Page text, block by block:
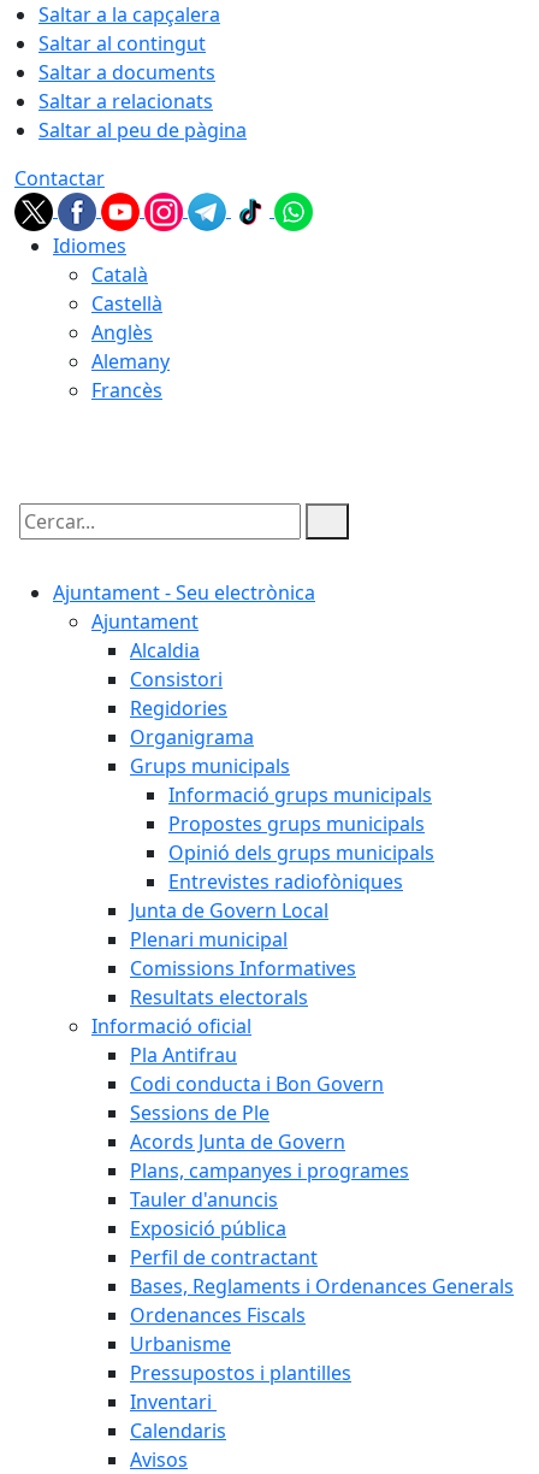
Saltar a la capçalera
Saltar al contingut
Saltar a documents
Saltar a relacionats
Saltar al peu de pàgina
Contactar
Idiomes
Català
Castellà
Anglès
Alemany
Francès
Cercar:
Ajuntament - Seu electrònica
Ajuntament
Alcaldia
Consistori
Regidories
Organigrama
Grups municipals
Informació grups municipals
Propostes grups municipals
Opinió dels grups municipals
Entrevistes radiofòniques
Junta de Govern Local
Plenari municipal
Comissions Informatives
Resultats electorals
Informació oficial
Pla Antifrau
Codi conducta i Bon Govern
Sessions de Ple
Acords Junta de Govern
Plans, campanyes i programes
Tauler d'anuncis
Exposició pública
Perfil de contractant
Bases, Reglaments i Ordenances Generals
Ordenances Fiscals
Urbanisme
Pressupostos i plantilles
Inventari
Calendaris
Avisos